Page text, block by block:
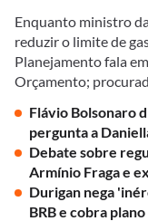
Enquanto ministro
reduzir o limite de
Planejamento fala
Orçamento;
Flávio Bolsonaro
pergunta a
Debate sobre
Armínio Fraga e
Durigan nega
BRB e cobra